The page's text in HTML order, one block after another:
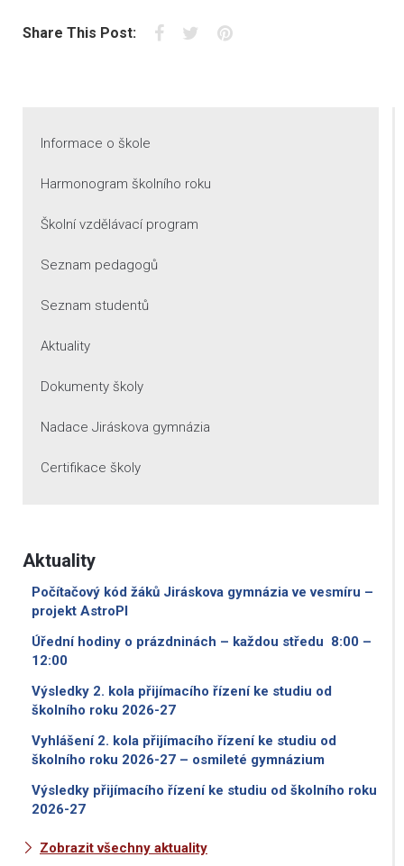
Share This Post: Facebook
TwitterPinterest
Informace o škole
Harmonogram školního roku
Školní vzdělávací program
Seznam pedagogů
Seznam studentů
Aktuality
Dokumenty školy
Nadace Jiráskova gymnázia
Certifikace školy
Aktuality
Počítačový kód žáků Jiráskova gymnázia ve vesmíru –
projekt AstroPI
Úřední hodiny o prázdninách – každou středu 8:00 –
12:00
Výsledky 2. kola přijímacího řízení ke studiu od
školního roku 2026-27
Vyhlášení 2. kola přijímacího řízení ke studiu od
školního roku 2026-27 – osmileté gymnázium
Výsledky přijímacího řízení ke studiu od školního roku
2026-27
Zobrazit všechny aktuality